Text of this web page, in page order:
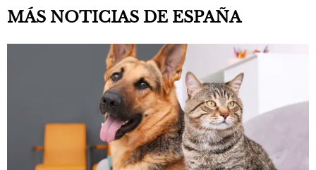
MÁS NOTICIAS DE ESPAÑA